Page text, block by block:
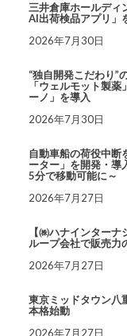
三井倉庫ホールディ
AI出荷検品アプリ」
2026年7月30日
“独自開発こだわり”
「ウェルモット製
ーノ」を導入
2026年7月30日
自動車船の荷役中断
ーター」を開発・導
5分で移動可能に～
2026年7月27日
【㈱ハナインター
ループ会社で販売力
2026年7月27日
東京ミッドタウン八
本格始動
2026年7月27日